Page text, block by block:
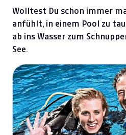
Wolltest Du schon immer
anfühlt, in einem Pool zu
ab ins Wasser zum
See.